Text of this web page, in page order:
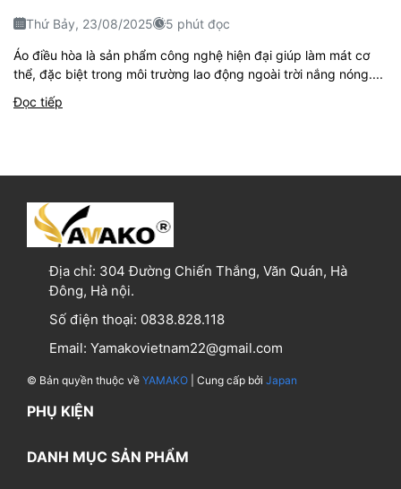
Thứ Bảy, 23/08/2025 5 phút đọc
Áo điều hòa là sản phẩm công nghệ hiện đại giúp làm mát cơ
thể, đặc biệt trong môi trường lao động ngoài trời nắng nóng....
Đọc tiếp
Địa chỉ: 304 Đường Chiến Thắng, Văn Quán, Hà
Đông, Hà nội.
Số điện thoại: 0838.828.118
Email: Yamakovietnam22@gmail.com
© Bản quyền thuộc về YAMAKO | Cung cấp bởi Japan
PHỤ KIỆN
DANH MỤC SẢN PHẨM